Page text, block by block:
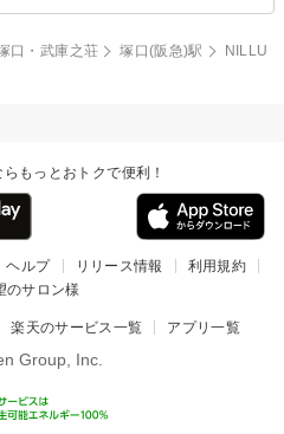
口・武庫之荘 塚口(阪急)駅
NILLU
もっとおトクで便利！
ヘルプ リリース情報
利用規約
のサロン様
楽天のサービス一覧 アプリ一覧
Group, Inc.